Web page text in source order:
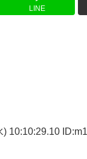
LINE
) 10:10:29.10